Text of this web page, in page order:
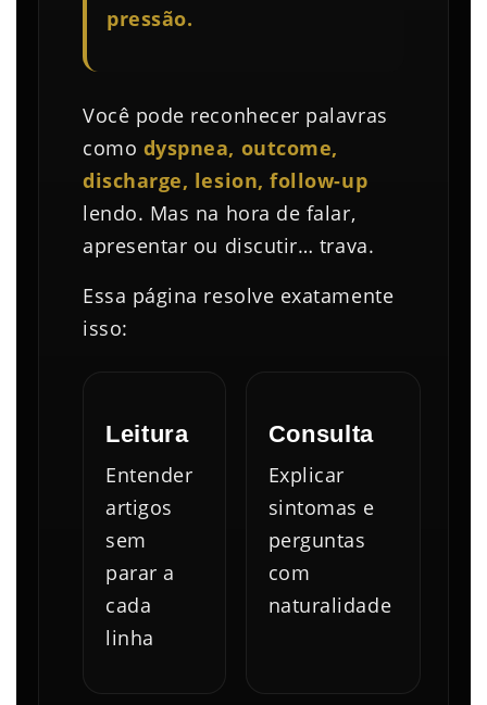
pressão.
Você pode reconhecer palavras
como dyspnea, outcome,
discharge, lesion, follow-up
lendo. Mas na hora de falar,
apresentar ou discutir… trava.
Essa página resolve exatamente
isso:
Leitura
Entender
artigos
sem
parar a
cada
linha
Consulta
Explicar
sintomas e
perguntas
com
naturalidade